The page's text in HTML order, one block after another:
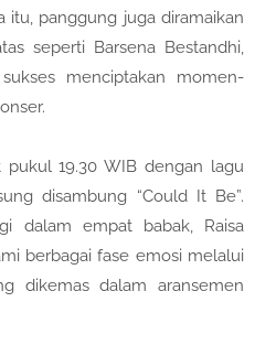
itu, panggung juga diramaikan
seperti Barsena Bestandhi,
menciptakan momen-
19.30 WIB dengan lagu
disambung “Could It Be”.
dalam empat babak, Raisa
berbagai fase emosi melalui
dikemas dalam aransemen